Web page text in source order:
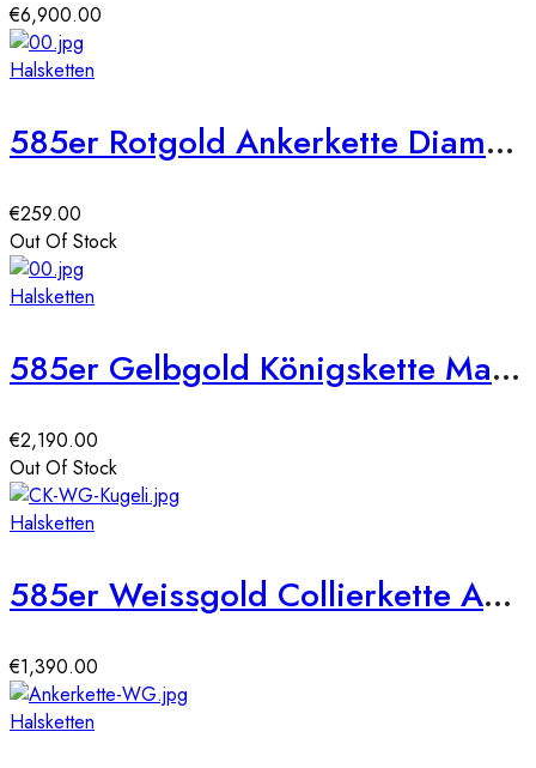
€6,900.00
Halsketten
585er Rotgold Ankerkette Diamantiert 45 + 3,5 cm
€259.00
Out Of Stock
Halsketten
585er Gelbgold Königskette Massiv 2,4 mm L60cm
€2,190.00
Out Of Stock
Halsketten
585er Weissgold Collierkette Ankerkette mit diamantierten Kugeln
€1,390.00
Halsketten